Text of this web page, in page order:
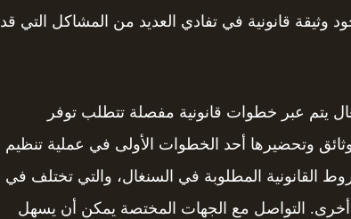
وثيقة قانونية في تفادي العديد من المشاكل التي قد
يتم عبر خطوات قانونية مفصلة تتطلب توفر
وتحضيرها أحد الخطوات الأولى في عملية تنظيم
القانونية المطلوبة في السنغال، والتي تختلف في
التواصل مع الجهات المختصة يمكن أن يسهل